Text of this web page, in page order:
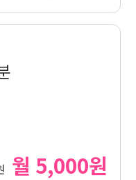
월 5,000원